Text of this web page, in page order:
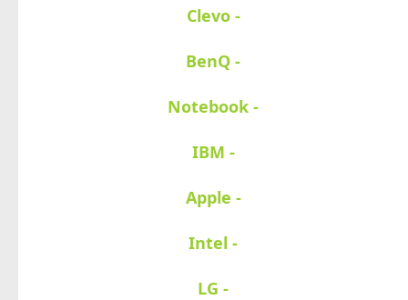
- Clevo
- BenQ
- Notebook
- IBM
- Apple
- Intel
- LG